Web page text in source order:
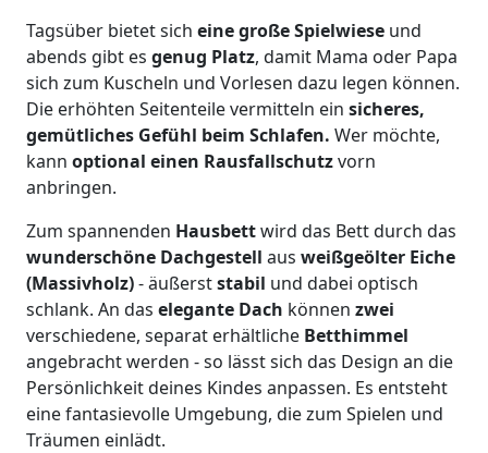
Tagsüber bietet sich eine große Spielwiese und
abends gibt es genug Platz, damit Mama oder Papa
sich zum Kuscheln und Vorlesen dazu legen können.
Die erhöhten Seitenteile vermitteln ein sicheres,
gemütliches Gefühl beim Schlafen. Wer möchte,
kann optional einen Rausfallschutzvorn
anbringen.
Zum spannenden Hausbettwird das Bett durch das
wunderschöne Dachgestell aus weißgeölter Eiche
(Massivholz)- äußerststabil und dabei optisch
schlank. An das elegante Dach können zwei
verschiedene, separat erhältliche Betthimmel
angebracht werden - so lässt sich das Design an die
Persönlichkeit deines Kindes anpassen. Es entsteht
eine fantasievolle Umgebung, die zum Spielen und
Träumen einlädt.